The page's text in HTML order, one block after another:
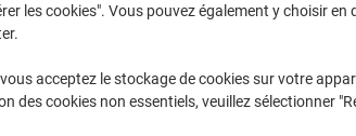
2+Paquets CHF41.35
Quantité
les cookies". Vous pouvez également y choisir en
acceptez le stockage de cookies sur votre
des cookies non essentiels, veuillez sélectionner